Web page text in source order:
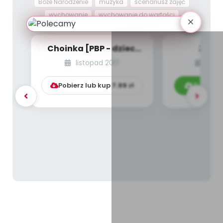
wychowanie
wychowanie do wartości
Choinka [PBP - dzieci
młodsze - numer 5]
listopad 2017
Pobierz lub kup 7.99 zł Pobierz